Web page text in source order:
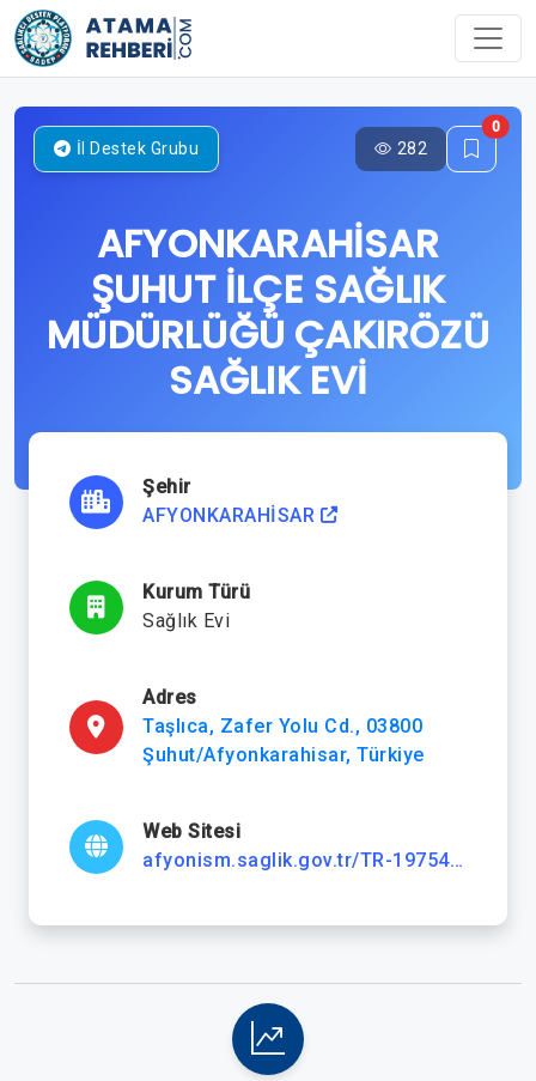
AFYONKARAHİSAR
ŞUHUT İLÇE SAĞLIK
MÜDÜRLÜĞÜ ÇAKIRÖZÜ
SAĞLIK EVİ
İl Destek Grubu 282
0
Şehir
AFYONKARAHİSAR
Kurum Türü
Sağlık Evi
Adres
Taşlıca, Zafer Yolu Cd., 03800
Şuhut/Afyonkarahisar, Türkiye
Web Sitesi
afyonism.saglik.gov.tr/TR-197541/suhut-ilce-saglik-mudurlugu.html